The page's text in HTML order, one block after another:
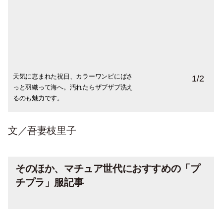
天気に恵まれた祝日、カラーワンピにばさ
っと羽織って海へ。汚れたらザブザブ洗え
るのも魅力です。
1/2
文／吾妻枝里子
そのほか、マチュア世代におすすめの「プ
チプラ」服記事